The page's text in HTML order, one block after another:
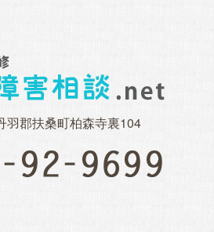
郡扶桑町柏森寺裏104